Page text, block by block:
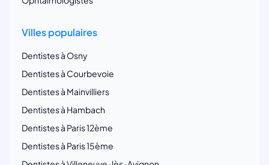
Villes populaires
Dentistes à Osny
Dentistes à Courbevoie
Dentistes à Mainvilliers
Dentistes à Hambach
Dentistes à Paris 12ème
Dentistes à Paris 15ème